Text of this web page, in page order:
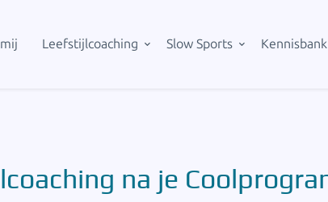
Leefstijlcoaching Slow Sports Kennisbank
na je